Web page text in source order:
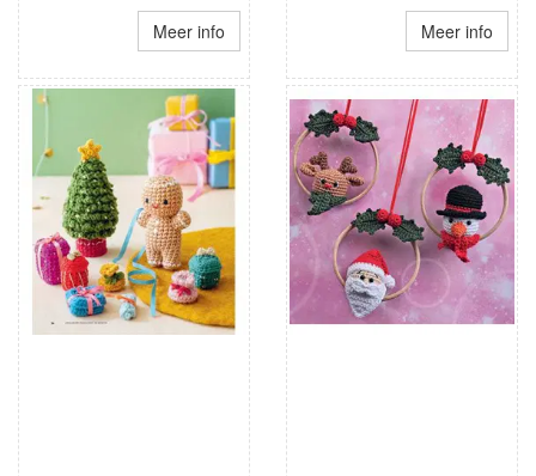
Meer info Meer info